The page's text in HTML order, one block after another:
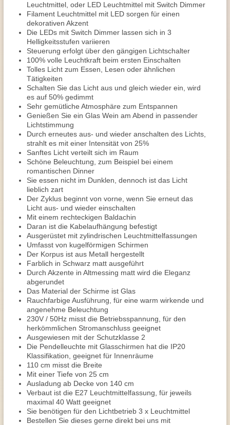
Leuchtmittel, oder LED Leuchtmittel mit Switch Dimmer
Filament Leuchtmittel mit LED sorgen für einen
dekorativen Akzent
Die LEDs mit Switch Dimmer lassen sich in 3
Helligkeitsstufen variieren
Steuerung erfolgt über den gängigen Lichtschalter
100% volle Leuchtkraft beim ersten Einschalten
Tolles Licht zum Essen, Lesen oder ähnlichen
Tätigkeiten
Schalten Sie das Licht aus und gleich wieder ein, wird
es auf 50% gedimmt
Sehr gemütliche Atmosphäre zum Entspannen
Genießen Sie ein Glas Wein am Abend in passender
Lichtstimmung
Durch erneutes aus- und wieder anschalten des Lichts,
strahlt es mit einer Intensität von 25%
Sanftes Licht verteilt sich im Raum
Schöne Beleuchtung, zum Beispiel bei einem
romantischen Dinner
Sie essen nicht im Dunklen, dennoch ist das Licht
lieblich zart
Der Zyklus beginnt von vorne, wenn Sie erneut das
Licht aus- und wieder einschalten
Mit einem rechteckigen Baldachin
Daran ist die Kabelaufhängung befestigt
Ausgerüstet mit zylindrischen Leuchtmittelfassungen
Umfasst von kugelförmigen Schirmen
Der Korpus ist aus Metall hergestellt
Farblich in Schwarz matt ausgeführt
Durch Akzente in Altmessing matt wird die Eleganz
abgerundet
Das Material der Schirme ist Glas
Rauchfarbige Ausführung, für eine warm wirkende und
angenehme Beleuchtung
230V / 50Hz misst die Betriebsspannung, für den
herkömmlichen Stromanschluss geeignet
Ausgewiesen mit der Schutzklasse 2
Die Pendelleuchte mit Glasschirmen hat die IP20
Klassifikation, geeignet für Innenräume
110 cm misst die Breite
Mit einer Tiefe von 25 cm
Ausladung ab Decke von 140 cm
Verbaut ist die E27 Leuchtmittelfassung, für jeweils
maximal 40 Watt geeignet
Sie benötigen für den Lichtbetrieb 3 x Leuchtmittel
Bestellen Sie dieses gerne direkt bei uns mit